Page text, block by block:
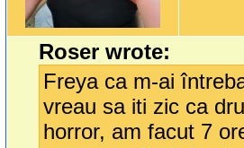
Roser wrote:
Freya ca m-ai
vreau sa iti zic ca
horror, am facut 7